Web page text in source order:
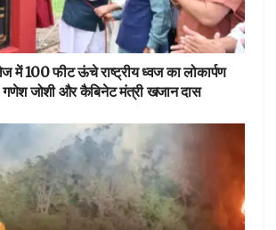
में 100 फीट ऊंचे राष्ट्रीय ध्वज का लोकार्पण
जोशी और कैबिनेट मंत्री खजान दास